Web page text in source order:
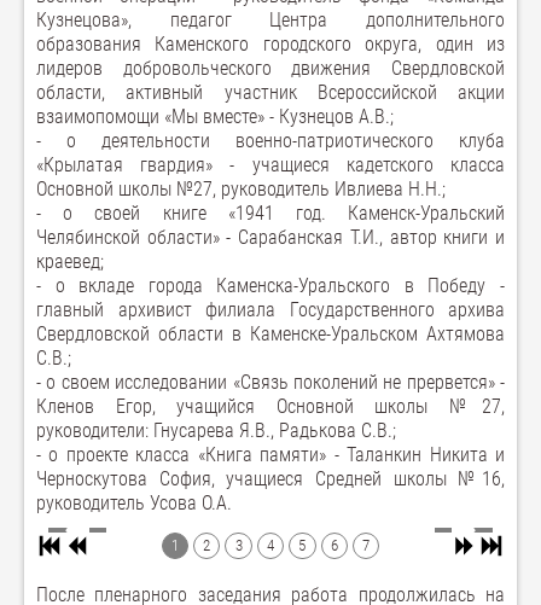
Кузнецова», педагог Центра дополнительного
образования Каменского городского округа, один из
лидеров добровольческого движения Свердловской
области, активный участник Всероссийской акции
взаимопомощи «Мы вместе» - Кузнецов А.В.;
- о деятельности военно-патриотического клуба
«Крылатая гвардия» - учащиеся кадетского класса
Основной школы №27, руководитель Ивлиева Н.Н.;
- о своей книге «1941 год. Каменск-Уральский
Челябинской области» - Сарабанская Т.И., автор книги и
краевед;
- о вкладе города Каменска-Уральского в Победу -
главный архивист филиала Государственного архива
Свердловской области в Каменске-Уральском Ахтямова
С.В.;
- о своем исследовании «Связь поколений не прервется» -
Кленов Егор, учащийся Основной школы №27,
руководители: Гнусарева Я.В., Радькова С.В.;
- о проекте класса «Книга памяти» - Таланкин Никита и
Черноскутова София, учащиеся Средней школы №16,
руководитель Усова О.А.
1 2 3 4 5 6 7
После пленарного заседания работа продолжилась на